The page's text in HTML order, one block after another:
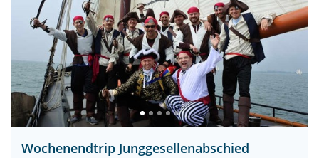
Wochenendtrip Junggesellenabschied